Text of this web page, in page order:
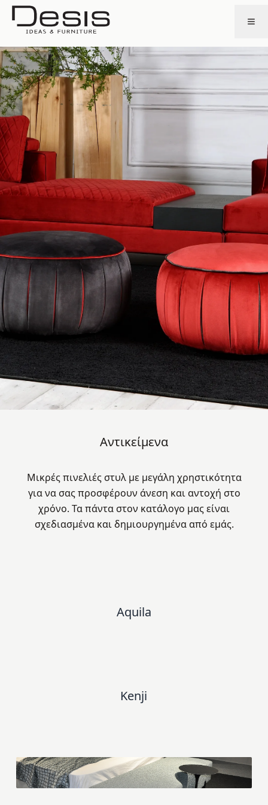
Αντικείμενα
Μικρές πινελιές στυλ με μεγάλη χρηστικότητα
για να σας προσφέρουν άνεση και αντοχή στο
χρόνο. Τα πάντα στoν κατάλογο μας είναι
σχεδιασμένα και δημιουργημένα από εμάς.
Aquila
Kenji